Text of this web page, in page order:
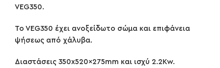
VEG350.
To VEG350 έχει ανοξείδωτο σώμα και επιφάνεια
ψήσεως από χάλυβα.
Διαστάσεις 350x520x275mm και ισχύ 2.2Kw.